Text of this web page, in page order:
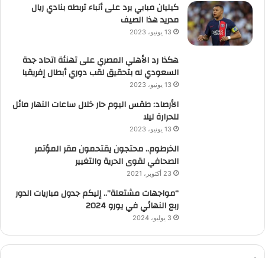
كيليان مبابي يرد على أنباء تربطه بنادي ريال
مدريد هذا الصيف
13 يونيو، 2023
هكذا رد الأهلي المصري على تهنئة اتحاد جدة
السعودي له بتحقيق لقب دوري أبطال إفريقيا
13 يونيو، 2023
الأرصاد: طقس اليوم حار خلال ساعات النهار مائل
للحرارة ليلا
13 يونيو، 2023
الخرطوم.. محتجون يقتحمون مقر المؤتمر
الصحافي لقوى الحرية والتغيير
23 أكتوبر، 2021
“مواجهات مشتعلة”.. إليكم جدول مباريات الدور
ربع النهائي في يورو 2024
3 يوليو، 2024